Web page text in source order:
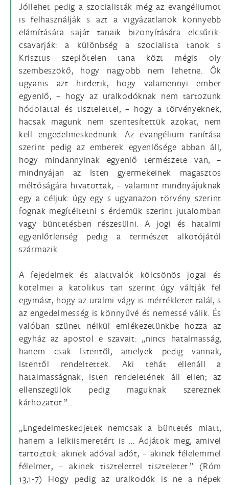
Jóllehet pedig a szocialisták még az evangéliumot
is felhasználják s azt a vigyázatlanok könnyebb
elámítására saját tanaik bizonyítására elcsűrik-
csavarják: a különbség a szocialista tanok s
Krisztus szeplőtelen tana közt mégis oly
szembeszökő, hogy nagyobb nem lehetne. Ők
ugyanis azt hirdetik, hogy valamennyi ember
egyenlő, – hogy az uralkodóknak nem tartozunk
hódolattal és tisztelettel, – hogy a törvényeknek,
hacsak magunk nem szentesítettük azokat, nem
kell engedelmeskednünk. Az evangélium tanítása
szerint pedig az emberek egyenlősége abban áll,
hogy mindannyinak egyenlő természete van, –
mindnyájan az Isten gyermekeinek magasztos
méltóságára hivatottak, – valamint mindnyájuknak
egy a céljuk: úgy egy s ugyanazon törvény szerint
fognak megítéltetni s érdemük szerint jutalomban
vagy büntetésben részesülni. A jogi és hatalmi
egyenlőtlenség pedig a természet alkotójától
származik.
A fejedelmek és alattvalók kölcsönös jogai és
kötelmei a katolikus tan szerint úgy váltják fel
egymást, hogy az uralmi vágy is mértékletet talál, s
az engedelmesség is könnyűvé és nemessé válik. És
valóban szünet nélkül emlékezetünkbe hozza az
egyház az apostol e szavait: „nincs hatalmasság,
hanem csak Istentől, amelyek pedig vannak,
Istentől rendeltettek. Aki tehát ellenáll a
hatalmasságnak, Isten rendeletének áll ellen; az
ellenszegülök pedig maguknak szereznek
kárhozatot.”…
„Engedelmeskedjetek nemcsak a büntetés miatt,
hanem a lelkiismeretért is ... Adjátok meg, amivel
tartoztok: akinek adóval adót, – akinek félelemmel
félelmet, – akinek tisztelettel tiszteletet.” (Róm
13,1-7) Hogy pedig az uralkodók is ne a népek